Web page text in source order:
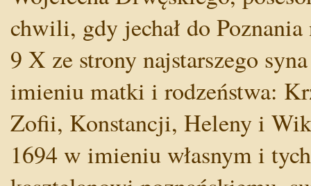
chwili, gdy jechał do Poznania
9 X ze strony najstarszego
imieniu matki i rodzeństwa:
Zofii, Konstancji, Heleny i
1694 w imieniu własnym i